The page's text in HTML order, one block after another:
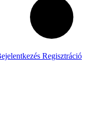
Regisztráció